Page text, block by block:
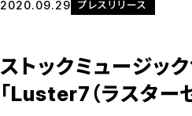
2020.09.29 プレスリリース
ストックミュージッ
「Luster7（ラスター